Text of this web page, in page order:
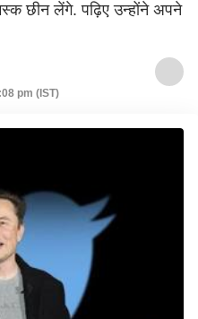
छीन लेंगे. पढ़िए उन्होंने अपने
pm (IST)